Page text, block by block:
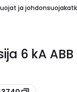
ja
6 kA ABB